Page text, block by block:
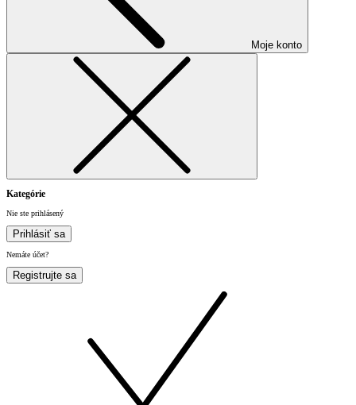
Moje konto
Kategórie
Nie ste prihlásený
Prihlásiť sa
Nemáte účet?
Registrujte sa